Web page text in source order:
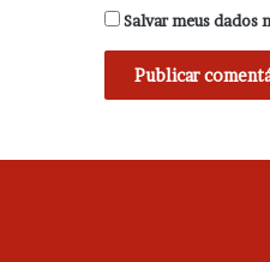
Salvar meus dados